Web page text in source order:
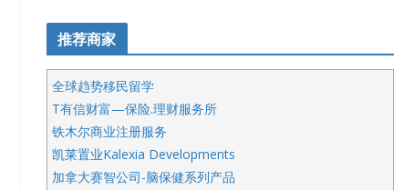
推荐商家
全球趋势移民留学
T有信财富—保险.理财服务所
铁木尔商业注册服务
凯莱置业Kalexia Developments
加拿大赛智公司-脑保健系列产品